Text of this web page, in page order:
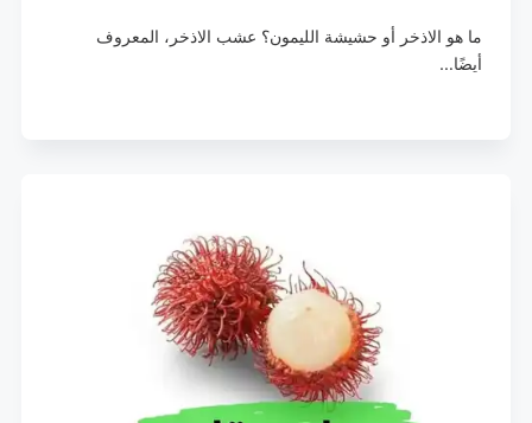
ما هو الاذخر أو حشيشة الليمون؟ عشب الاذخر، المعروف
أيضًا…